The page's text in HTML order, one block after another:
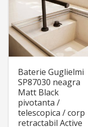
Baterie Guglielmi
SP87030 neagra
Matt Black
pivotanta /
telescopica / corp
retractabil Active